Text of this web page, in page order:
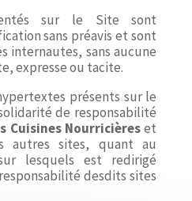
sur le Site sont
sans préavis et sont
internautes, sans aucune
expresse ou tacite.
présents sur le
de responsabilité
Cuisines Nourricièreset
autres sites, quant au
lesquels est redirigé
desdits sites